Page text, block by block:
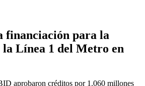
financiación para la
Línea 1 del Metro en
aprobaron créditos por 1.060 millones